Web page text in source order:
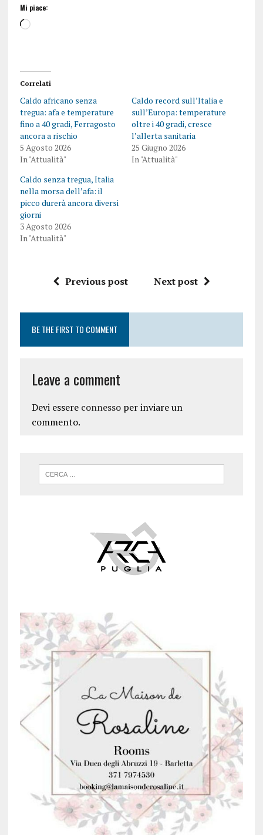
Mi piace:
Correlati
Caldo africano senza
tregua: afa e temperature
fino a 40 gradi, Ferragosto
ancora a rischio
5 Agosto 2026
In "Attualità"
Caldo record sull’Italia e
sull’Europa: temperature
oltre i 40 gradi, cresce
l’allerta sanitaria
25 Giugno 2026
In "Attualità"
Caldo senza tregua, Italia
nella morsa dell’afa: il
picco durerà ancora diversi
giorni
3 Agosto 2026
In "Attualità"
Previous post Next post
BE THE FIRST TO COMMENT
Leave a comment
Devi essere connessoper inviare un
commento.